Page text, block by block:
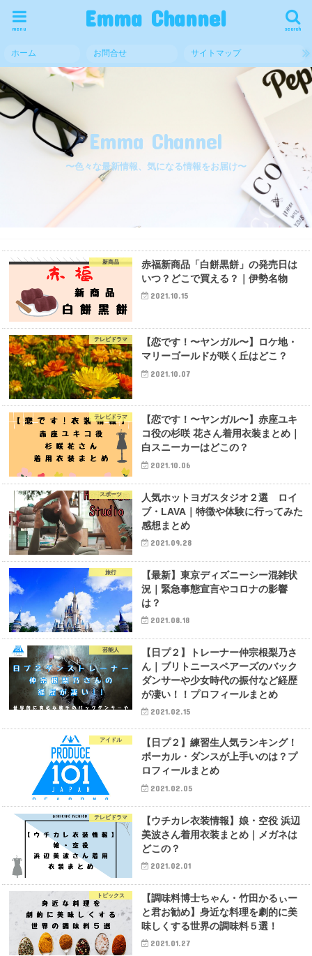
Emma Channel search
menu
ホーム お問合せ サイトマップ
Emma Channel
〜色々な最新情報、気になる情報をお届け〜
新商品
赤福新商品「白餅黒餅」の発売日は
いつ？どこで買える？｜伊勢名物
2021.10.15
テレビドラマ
【恋です！〜ヤンガル〜】ロケ地・
マリーゴールドが咲く丘はどこ？
2021.10.07
テレビドラマ
【恋です！〜ヤンガル〜】赤座ユキ
コ役の杉咲 花さん着用衣装まとめ｜
白スニーカーはどこの？
2021.10.06
スポーツ
人気ホットヨガスタジオ２選 ロイ
ブ・LAVA｜特徴や体験に行ってみた
感想まとめ
2021.09.28
旅行
【最新】東京ディズニーシー混雑状
況｜緊急事態宣言やコロナの影響
は？
2021.08.18
芸能人
【日プ２】トレーナー仲宗根梨乃さ
ん｜ブリトニースペアーズのバック
ダンサーや少女時代の振付など経歴
が凄い！！プロフィールまとめ
2021.02.15
アイドル
【日プ２】練習生人気ランキング！
ボーカル・ダンスが上手いのは？プ
ロフィールまとめ
2021.02.05
テレビドラマ
【ウチカレ衣装情報】娘・空役 浜辺
美波さん着用衣装まとめ｜メガネは
どこの？
2021.02.01
トピックス
【調味料博士ちゃん・竹田かるぃー
と君お勧め】身近な料理を劇的に美
味しくする世界の調味料５選！
2021.01.27